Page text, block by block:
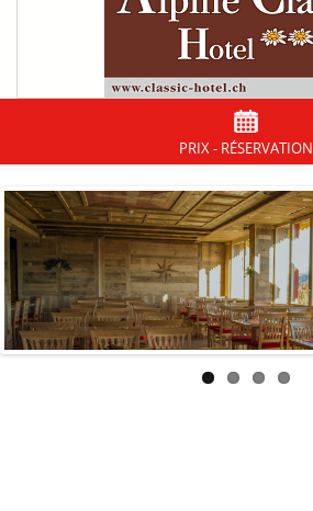
PRIX - RÉSERVATION